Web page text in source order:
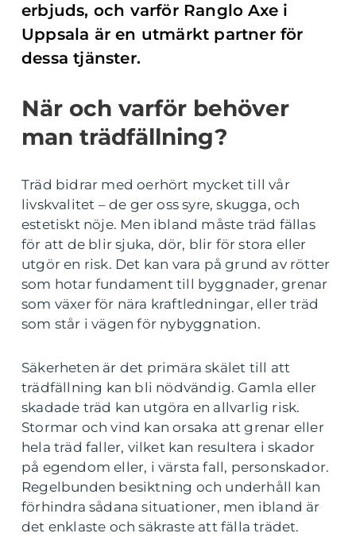
erbjuds, och varför Ranglo Axe i
Uppsala är en utmärkt partner för
dessa tjänster.
När och varför behöver
man trädfällning?
Träd bidrar med oerhört mycket till vår
livskvalitet – de ger oss syre, skugga, och
estetiskt nöje. Men ibland måste träd fällas
för att de blir sjuka, dör, blir för stora eller
utgör en risk. Det kan vara på grund av rötter
som hotar fundament till byggnader, grenar
som växer för nära kraftledningar, eller träd
som står i vägen för nybyggnation.
Säkerheten är det primära skälet till att
trädfällning kan bli nödvändig. Gamla eller
skadade träd kan utgöra en allvarlig risk.
Stormar och vind kan orsaka att grenar eller
hela träd faller, vilket kan resultera i skador
på egendom eller, i värsta fall, personskador.
Regelbunden besiktning och underhåll kan
förhindra sådana situationer, men ibland är
det enklaste och säkraste att fälla trädet.